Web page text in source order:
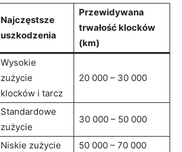
Najczęstsze
uszkodzenia
Przewidywana​
trwałość klocków
(km)
Wysokie​
zużycie
klocków i tarcz
20 000 – 30 000
Standardowe
zużycie
30 000 – 50 000
Niskie zużycie 50 000 – 70 000